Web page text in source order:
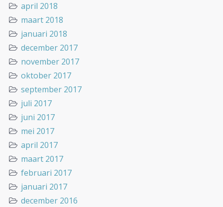
april 2018
maart 2018
januari 2018
december 2017
november 2017
oktober 2017
september 2017
juli 2017
juni 2017
mei 2017
april 2017
maart 2017
februari 2017
januari 2017
december 2016